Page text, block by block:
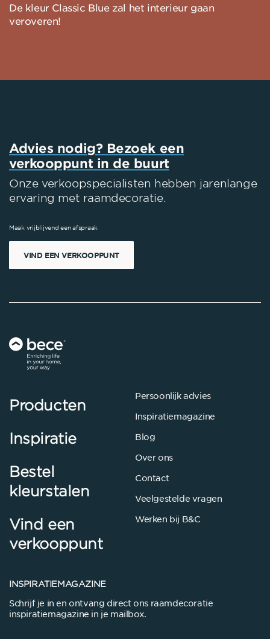
De kleur Classic Blue zal het interieur gaan
veroveren!
Advies nodig? Bezoek een
verkooppunt in de buurt
Onze verkoopspecialisten hebben jarenlange
ervaring met raamdecoratie.
Maak vrijblijvend een afspraak
VIND EEN VERKOOPPUNT
Persoonlijk advies
Inspiratiemagazine
Blog
Over ons
Contact
Veelgestelde vragen
Werken bij B&C
Producten
Inspiratie
Bestel
kleurstalen
Vind een
verkooppunt
INSPIRATIEMAGAZINE
Schrijf je in en ontvang direct ons raamdecoratie
inspiratiemagazine in je mailbox.